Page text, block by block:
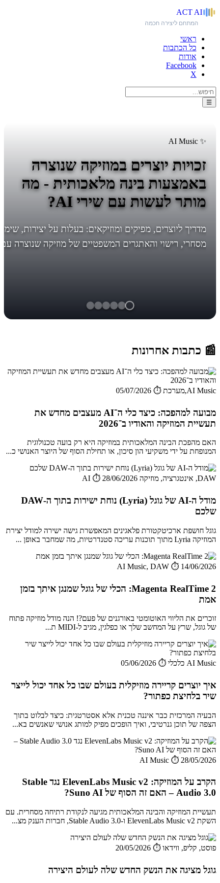
ACT AI
המתחם ליצירה חכמה
ראשי
כל הכתבות
אודות
Facebook
X
☰
✨ AI Music
זכויות יוצרים במוזיקה שנוצרה
באמצעות בינה מלאכותית - מה
מותר לעשות עם שירי AI?
מדריך ליוצרים, מפיקים ומוזיקאים: בעלות על יצירות,
מסחרי, רישוי והאתגרים המשפטיים של מוזיקה שנוצרה עם
📰 כתבות אחרונות
AI Music,מערכת ⏱️ 05/07/2026
מבועה למהפכה: כיצד כלי ה־AI מעצבים מחדש את
תעשיית המוזיקה והאודיו ב־2026
האם מהפכת הבינה המלאכותית במוזיקה היא רק בועה טכנולוגית
המנופחת על ידי משקיעי הון סיכון, או תחילת הסוף של היוצר האנושי כ...
DAW, אינטגרציה, מוזיקה AI ⏱️ 28/06/2026
מודל ה-AI של גוגל (Lyria) נוחת ישירות בתוך ה-DAW
שלכם
גוגל חושפת ארכיטקטורת פלאגינים המאפשרת גישה ישירה למודל יצירת
המוזיקה Lyria מתוך תוכנות עריכה סטנדרטיות, מה שמחבר באופן ...
AI Music, DAW ⏱️ 14/06/2026
Magenta RealTime 2: הכלי של גוגל שמנגן איתך בזמן
אמת
זוכרים את הליווי האוטומטי באורגנים של פעם?! הנה מודל מוזיקה פתוח
של גוגל, שרץ על המחשב שלך או כפלגין, מגיב ל-MIDI ת...
AI Music כלכלי ⏱️ 05/06/2026
איך יוצרים קריירה מוזיקלית בעולם שבו כל אחד יכול לייצר
שיר בלחיצת כפתור?
הבעיה המרכזית כבר איננה טכנית אלא אסטרטגית: כיצד לבלוט בתוך
הצפה של תוכן גנרטיבי, ואיך הופכים מפיק למותג אנושי שאנשים בא...
AI Music ⏱️ 28/05/2026
הקרב על המוזיקה: ElevenLabs Music v2 נגד Stable
Audio 3.0 – האם זה הסוף של Suno AI?
תעשיית המוזיקה והבינה המלאכותית מגיעה לנקודת רתיחה מסחרית. עם
השקת ElevenLabs Music v2 ו-Stable Audio 3.0, חברות הענק מצ...
פוסט, קליפ, ווידאו ⏱️ 20/05/2026
גוגל מציגה את הנשק החדש שלה לעולם היצירה